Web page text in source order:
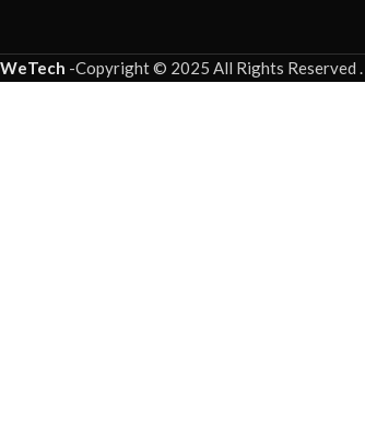
WeTech -Copyright © 2025 All Rights Reserved